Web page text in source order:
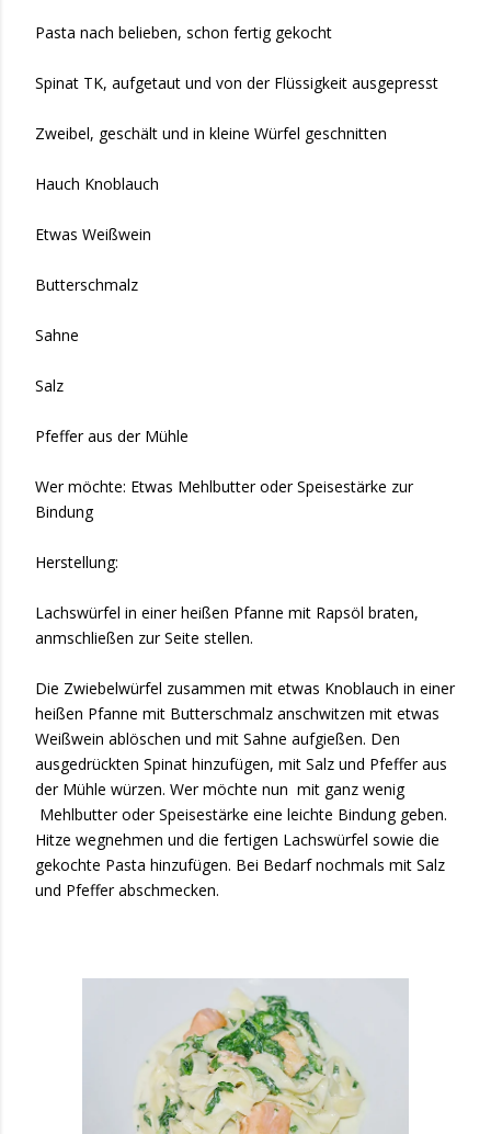
Pasta nach belieben, schon fertig gekocht
Spinat TK, aufgetaut und von der Flüssigkeit ausgepresst
Zweibel, geschält und in kleine Würfel geschnitten
Hauch Knoblauch
Etwas Weißwein
Butterschmalz
Sahne
Salz
Pfeffer aus der Mühle
Wer möchte: Etwas Mehlbutter oder Speisestärke zur
Bindung
Herstellung:
Lachswürfel in einer heißen Pfanne mit Rapsöl braten,
anmschließen zur Seite stellen.
Die Zwiebelwürfel zusammen mit etwas Knoblauch in einer
heißen Pfanne mit Butterschmalz anschwitzen mit etwas
Weißwein ablöschen und mit Sahne aufgießen. Den
ausgedrückten Spinat hinzufügen, mit Salz und Pfeffer aus
der Mühle würzen. Wer möchte nun mit ganz wenig
Mehlbutter oder Speisestärke eine leichte Bindung geben.
Hitze wegnehmen und die fertigen Lachswürfel sowie die
gekochte Pasta hinzufügen. Bei Bedarf nochmals mit Salz
und Pfeffer abschmecken.